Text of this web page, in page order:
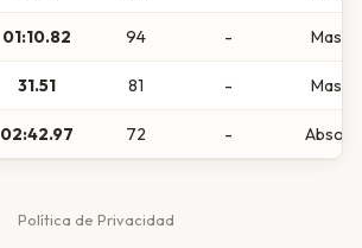
01:10.82 94 -
31.51 81 -
02:42.97 72 -
Política de Privacidad